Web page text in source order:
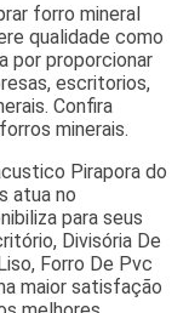
forro mineral
qualidade como
por proporcionar
escritorios,
Confira
minerais.
Pirapora do
atua no
para seus
Divisória De
Forro De Pvc
maior satisfação